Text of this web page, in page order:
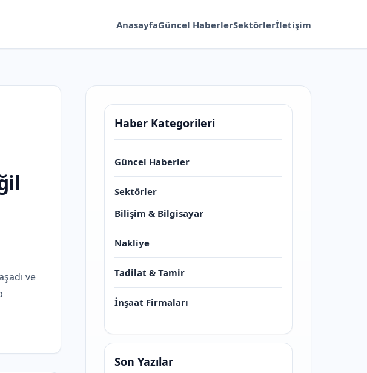
AnasayfaGüncel HaberlerSektörlerİletişim
ve
Haber Kategorileri
Güncel Haberler
Sektörler
Bilişim & Bilgisayar
Nakliye
Tadilat & Tamir
İnşaat Firmaları
Son Yazılar